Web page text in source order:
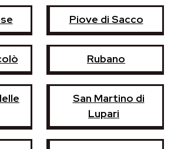
Piove di Sacco
Rubano
San Martino di
Lupari